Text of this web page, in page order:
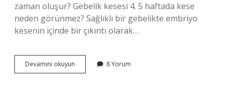
zaman oluşur? Gebelik kesesi 4. 5 haftada kese
neden görünmez? Sağlıklı bir gebelikte embriyo
kesenin içinde bir çıkıntı olarak…
Devamını okuyun
Içinde
8 Yorum